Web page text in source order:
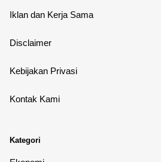
Iklan dan Kerja Sama
Disclaimer
Kebijakan Privasi
Kontak Kami
Kategori